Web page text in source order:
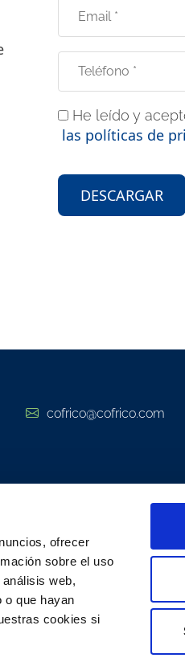
ofrecer
sobre el uso
web,
o que hayan
cookies si
He leído y
las políticas de
cofrico@cofrico.com
Empresa
Aula de Formación Interna
Sistema interno de
información